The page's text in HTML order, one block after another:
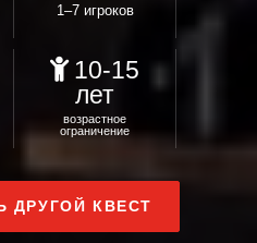
1–7 игроков
10-15
лет
возрастное
ограничение
ДРУГОЙ КВЕСТ